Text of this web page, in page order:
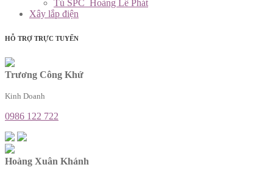
Tủ SPC_Hoàng Lê Phát
Xây lắp điện
HỖ TRỢ TRỰC TUYẾN
Trương Công Khứ
Kinh Doanh
0986 122 722
Hoàng Xuân Khánh